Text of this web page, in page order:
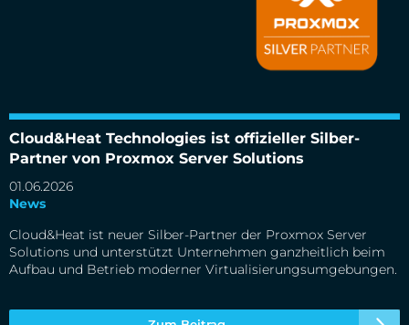
Cloud&Heat Technologies ist offizieller Silber-
Partner von Proxmox Server Solutions
01.06.2026
News
Cloud&Heat ist neuer Silber-Partner der Proxmox Server
Solutions und unterstützt Unternehmen ganzheitlich beim
Aufbau und Betrieb moderner Virtualisierungsumgebungen.
Cloud&Heat Technologies ist offizieller Silber-Partner von